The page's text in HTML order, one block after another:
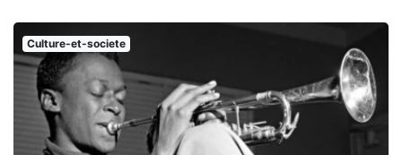
Culture-et-societe